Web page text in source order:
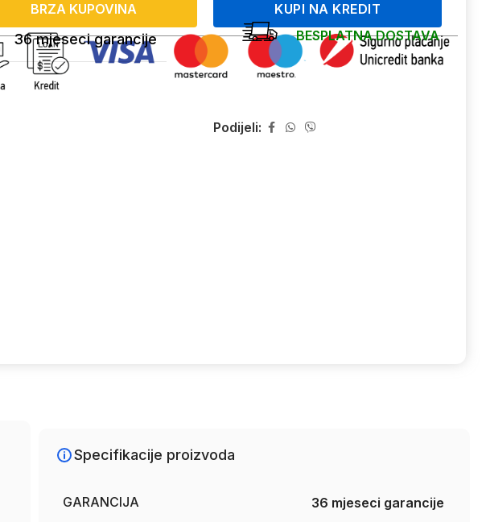
BRZA KUPOVINA
KUPI NA KREDIT
36 mjeseci garancije BESPLATNA DOSTAVA
Podijeli:
Specifikacije proizvoda
GARANCIJA 36 mjeseci garancije